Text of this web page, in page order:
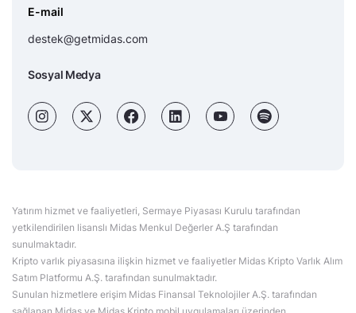
AYGAZ
LLY